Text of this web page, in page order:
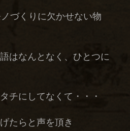
づくりに欠かせない物
はなんとなく、ひとつに
チにしてなくて・・・
たらと声を頂き